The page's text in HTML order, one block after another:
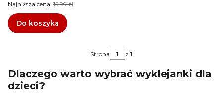
Najniższa cena: 16,99 zł
Do koszyka
Strona z 1
Dlaczego warto wybrać wyklejanki dla
dzieci?